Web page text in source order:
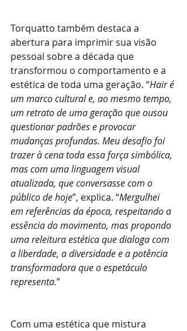
Torquatto também destaca a
abertura para imprimir sua visão
pessoal sobre a década que
transformou o comportamento e a
estética de toda uma geração. “Hair é
um marco cultural e, ao mesmo tempo,
um retrato de uma geração que ousou
questionar padrões e provocar
mudanças profundas. Meu desafio foi
trazer à cena toda essa força simbólica,
mas com uma linguagem visual
atualizada, que conversasse com o
público de hoje”, explica. “Mergulhei
em referências da época, respeitando a
essência do movimento, mas propondo
uma releitura estética que dialoga com
a liberdade, a diversidade e a potência
transformadora que o espetáculo
representa.”
Com uma estética que mistura